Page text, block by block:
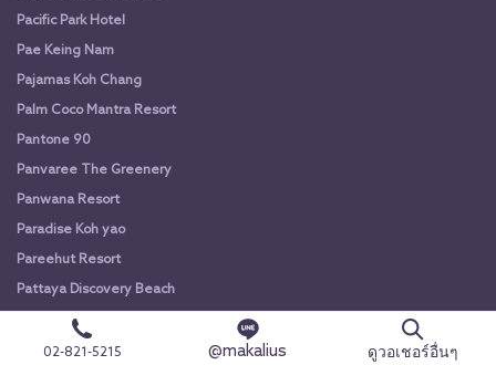
Pacific Park Hotel
Pae Keing Nam
Pajamas Koh Chang
Palm Coco Mantra Resort
Pantone 90
Panvaree The Greenery
Panwana Resort
Paradise Koh yao
Pareehut Resort
Pattaya Discovery Beach
Pattaya Modus Beachfront Resort
Pattaya Seaview Hotel
02-821-5215 @makalius ดูวอเชอร์อื่นๆ